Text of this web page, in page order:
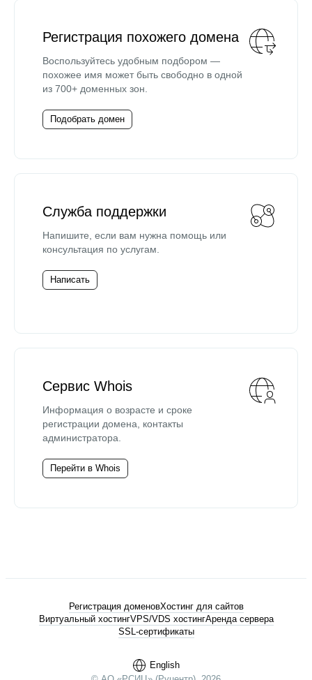
Регистрация похожего домена
Воспользуйтесь удобным подбором —
похожее имя может быть свободно в одной
из 700+ доменных зон.
Подобрать домен
Служба поддержки
Напишите, если вам нужна помощь или
консультация по услугам.
Написать
Сервис Whois
Информация о возрасте и сроке
регистрации домена, контакты
администратора.
Перейти в Whois
English
Регистрация доменовХостинг для сайтов
Виртуальный хостингVPS/VDS хостингАренда сервера
SSL-сертификаты